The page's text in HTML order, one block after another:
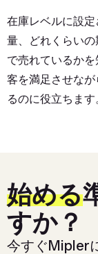
在庫レベルに設
量、どれくらい
で売れているか
客を満足させな
るのに役立ちます
始める
すか？
今すぐMipler